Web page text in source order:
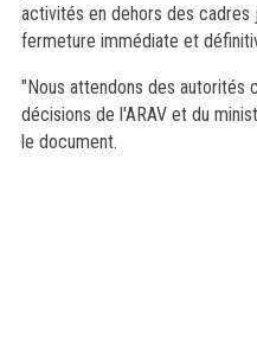
activités en dehors des cadres
fermeture immédiate et
"Nous attendons des autorités
décisions de l'ARAV et du
le document.